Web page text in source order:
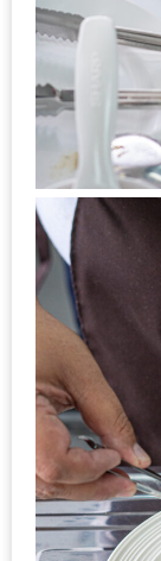
–
ฟิน
กิน
เพลิน
GAME
FAIR
2017
เชียง